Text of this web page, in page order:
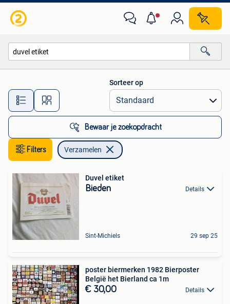
Alle afstanden…
Sorteer op
Bewaar je zoekopdracht
Filters Verzamelen
Duvel etiket
Bieden Details
Sint-Michiels 29 sep 25
poster biermerken 1982 Bierposter
België het Bierland ca 1m
€ 30,00 Details